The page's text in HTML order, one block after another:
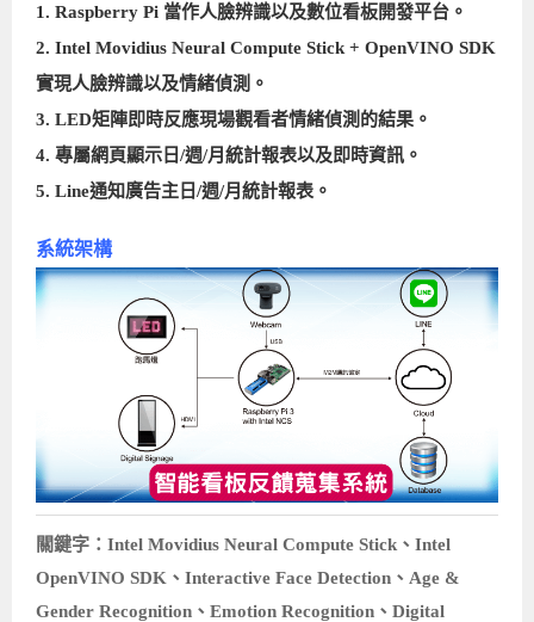
1. Raspberry Pi 當作人臉辨識以及數位看板開發平台。
2. Intel Movidius Neural Compute Stick + OpenVINO SDK
實現人臉辨識以及情緒偵測。
3. LED矩陣即時反應現場觀看者情緒偵測的結果。
4. 專屬網頁顯示日/週/月統計報表以及即時資訊。
5. Line通知廣告主日/週/月統計報表。
系統架構
關鍵字：Intel Movidius Neural Compute Stick、Intel
OpenVINO SDK、Interactive Face Detection、Age &
Gender Recognition、Emotion Recognition、Digital